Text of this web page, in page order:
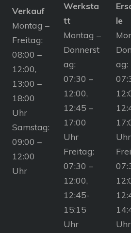
Verkauf
Montag –
Freitag:
08:00 –
12:00,
13:00 –
18:00
Uhr
Samstag:
09:00 –
12:00
Uhr
Werksta
tt
Montag –
Donnerst
ag:
07:30 –
12:00,
12:45 –
17:00
Uhr
Freitag:
07:30 –
12:00,
12:45-
15:15
Uhr
le
ag:
Uhr
Uhr